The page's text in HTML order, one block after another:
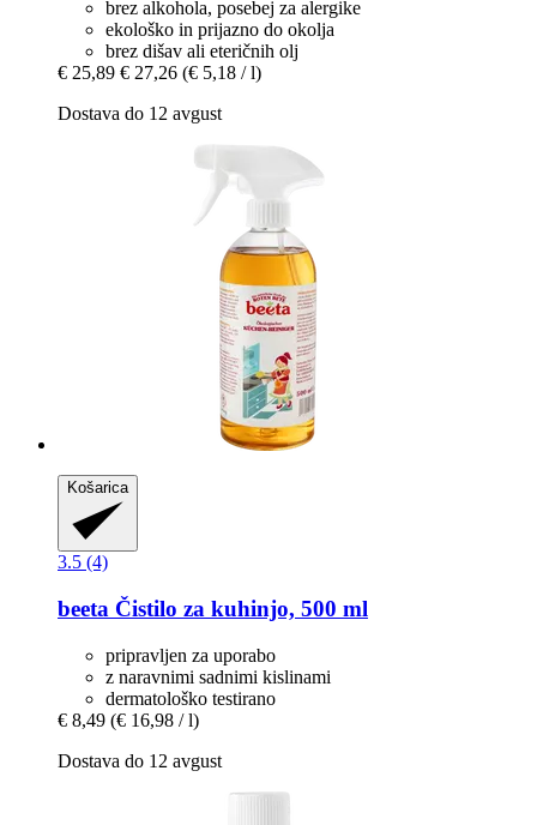
brez alkohola, posebej za alergike
ekološko in prijazno do okolja
brez dišav ali eteričnih olj
€ 25,89 € 27,26 (€ 5,18 / l)
Dostava do 12 avgust
Košarica
3.5 (4)
beeta Čistilo za kuhinjo, 500 ml
pripravljen za uporabo
z naravnimi sadnimi kislinami
dermatološko testirano
€ 8,49 (€ 16,98 / l)
Dostava do 12 avgust